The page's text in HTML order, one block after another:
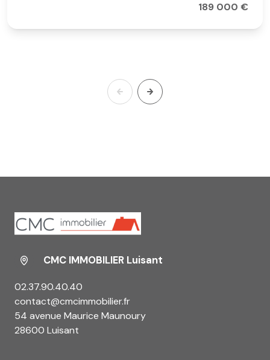
189 000 €
CMC IMMOBILIER Luisant
02.37.90.40.40
contact@cmcimmobilier.fr
54 avenue Maurice Maunoury
28600 Luisant